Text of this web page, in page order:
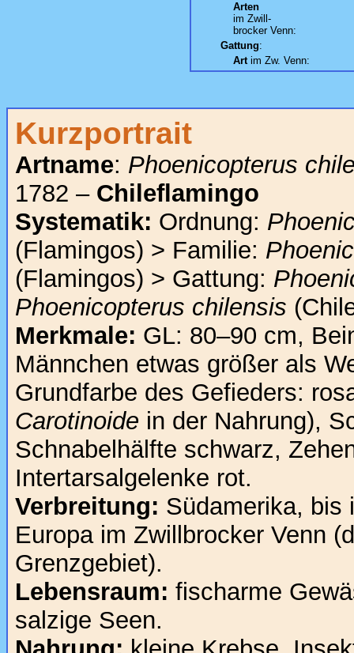
Arten
im Zwill-
brocker Venn:
Gattung:
Artim Zw. Venn:
Kurzportrait
Artname: Phoenicopterus
1782 – Chileflamingo
Systematik: Ordnung:
(Flamingos) > Familie:
(Flamingos) > Gattung:
Phoenicopterus chilensis
Merkmale: GL: 80–90 cm,
Männchen etwas größer als
Grundfarbe des Gefieders:
Carotinoide in der Nahrung),
Schnabelhälfte schwarz,
Intertarsalgelenke rot.
Verbreitung: Südamerika, bis
Europa im Zwillbrocker Venn
Grenzgebiet).
Lebensraum: fischarme
salzige Seen.